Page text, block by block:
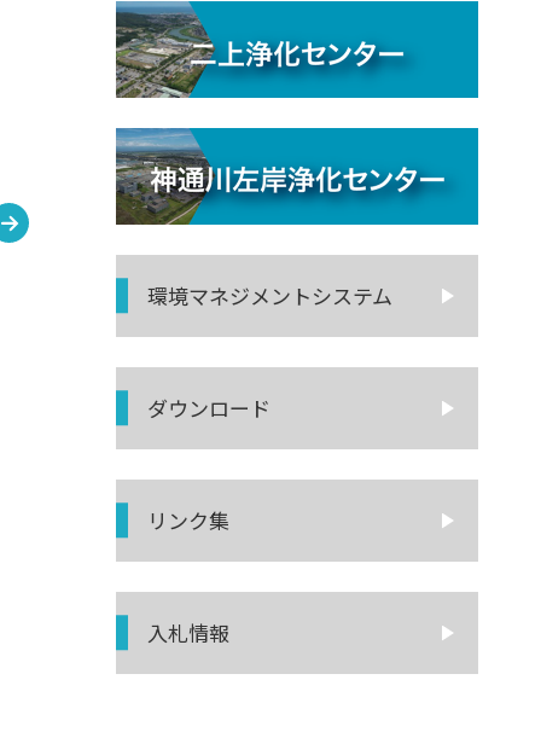
環境マネジメントシステム
ダウンロード
リンク集
入札情報